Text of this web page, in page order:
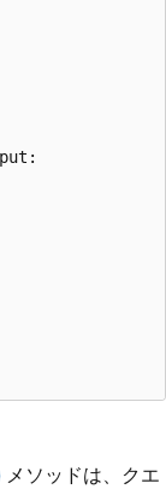
メソッドは、クエ